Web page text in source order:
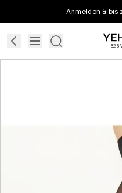
Anmelden & bis
B2B